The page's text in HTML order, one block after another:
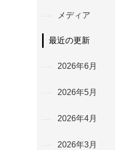
メディア
最近の更新
2026年6月
2026年5月
2026年4月
2026年3月